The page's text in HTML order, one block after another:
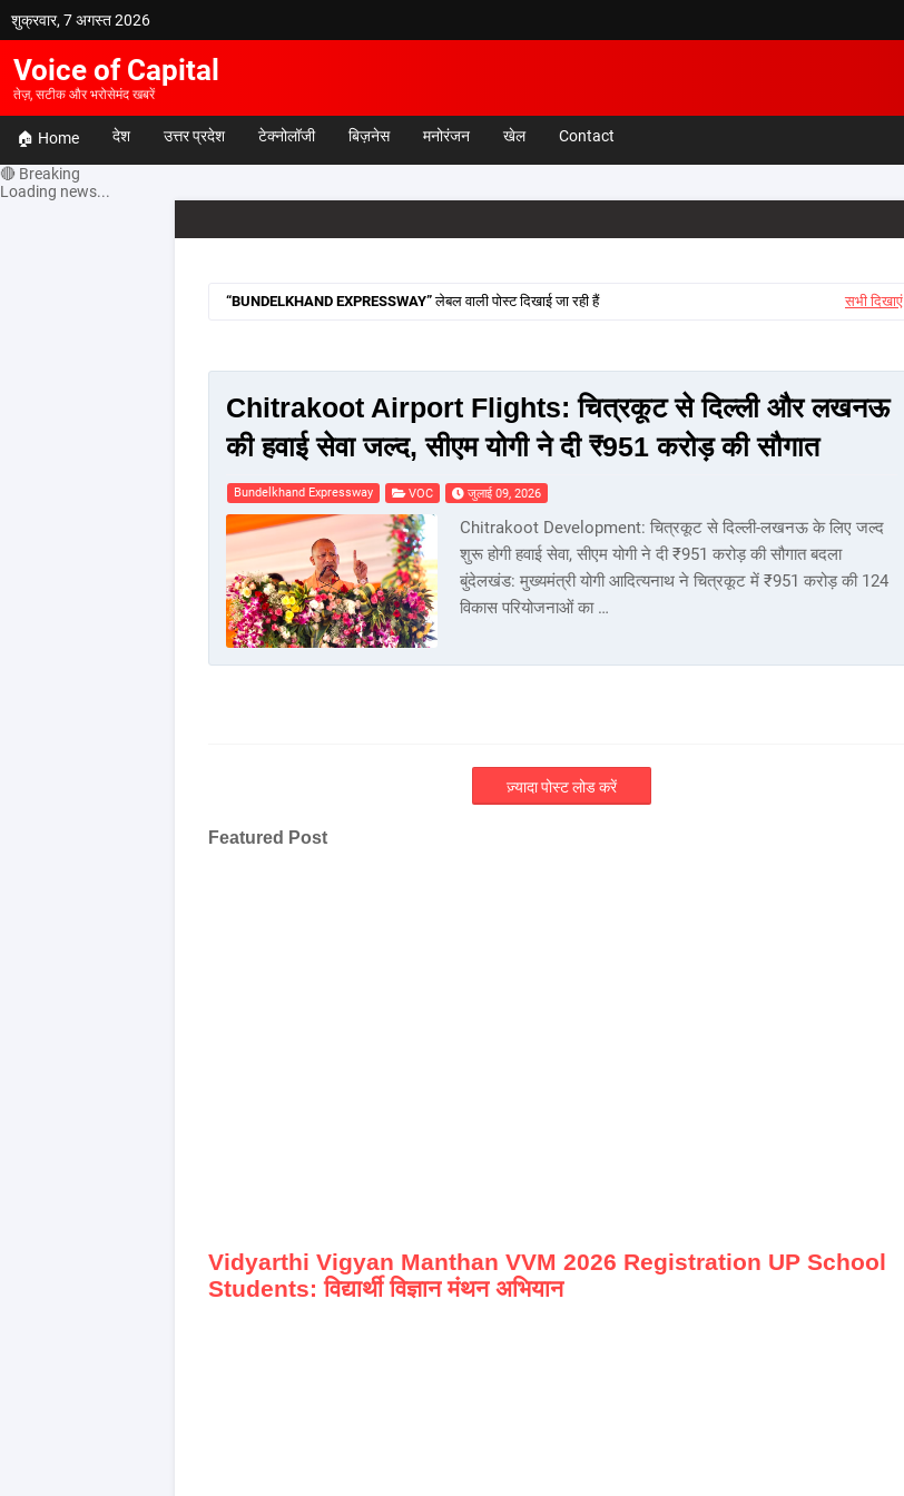
शुक्रवार, 7 अगस्त 2026
Voice of Capital
तेज़, सटीक और भरोसेमंद खबरें
🏠 Home देश उत्तर प्रदेश टेक्नोलॉजी बिज़नेस मनोरंजन खेल Contact
🔴 Breaking
Loading news...
BUNDELKHAND EXPRESSWAY लेबल वाली पोस्ट दिखाई जा रही हैं सभी दिखाएं
Chitrakoot Airport Flights: चित्रकूट से दिल्ली और लखनऊ
की हवाई सेवा जल्द, सीएम योगी ने दी ₹951 करोड़ की सौगात
Bundelkhand Expressway VOC जुलाई 09, 2026
Chitrakoot Development: चित्रकूट से दिल्ली-लखनऊ के लिए जल्द
शुरू होगी हवाई सेवा, सीएम योगी ने दी ₹951 करोड़ की सौगात बदला
बुंदेलखंड: मुख्यमंत्री योगी आदित्यनाथ ने चित्रकूट में ₹951 करोड़ की 124
विकास परियोजनाओं का …
ज़्यादा पोस्ट लोड करें
Featured Post
Vidyarthi Vigyan Manthan VVM 2026 Registration UP School
Students: विद्यार्थी विज्ञान मंथन अभियान